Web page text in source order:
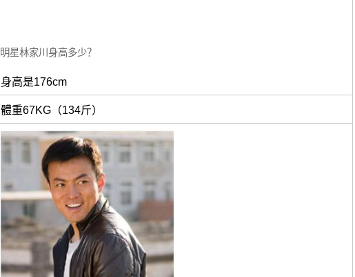
明星林家川身高多少？
身高是176cm
體重67KG（134斤）